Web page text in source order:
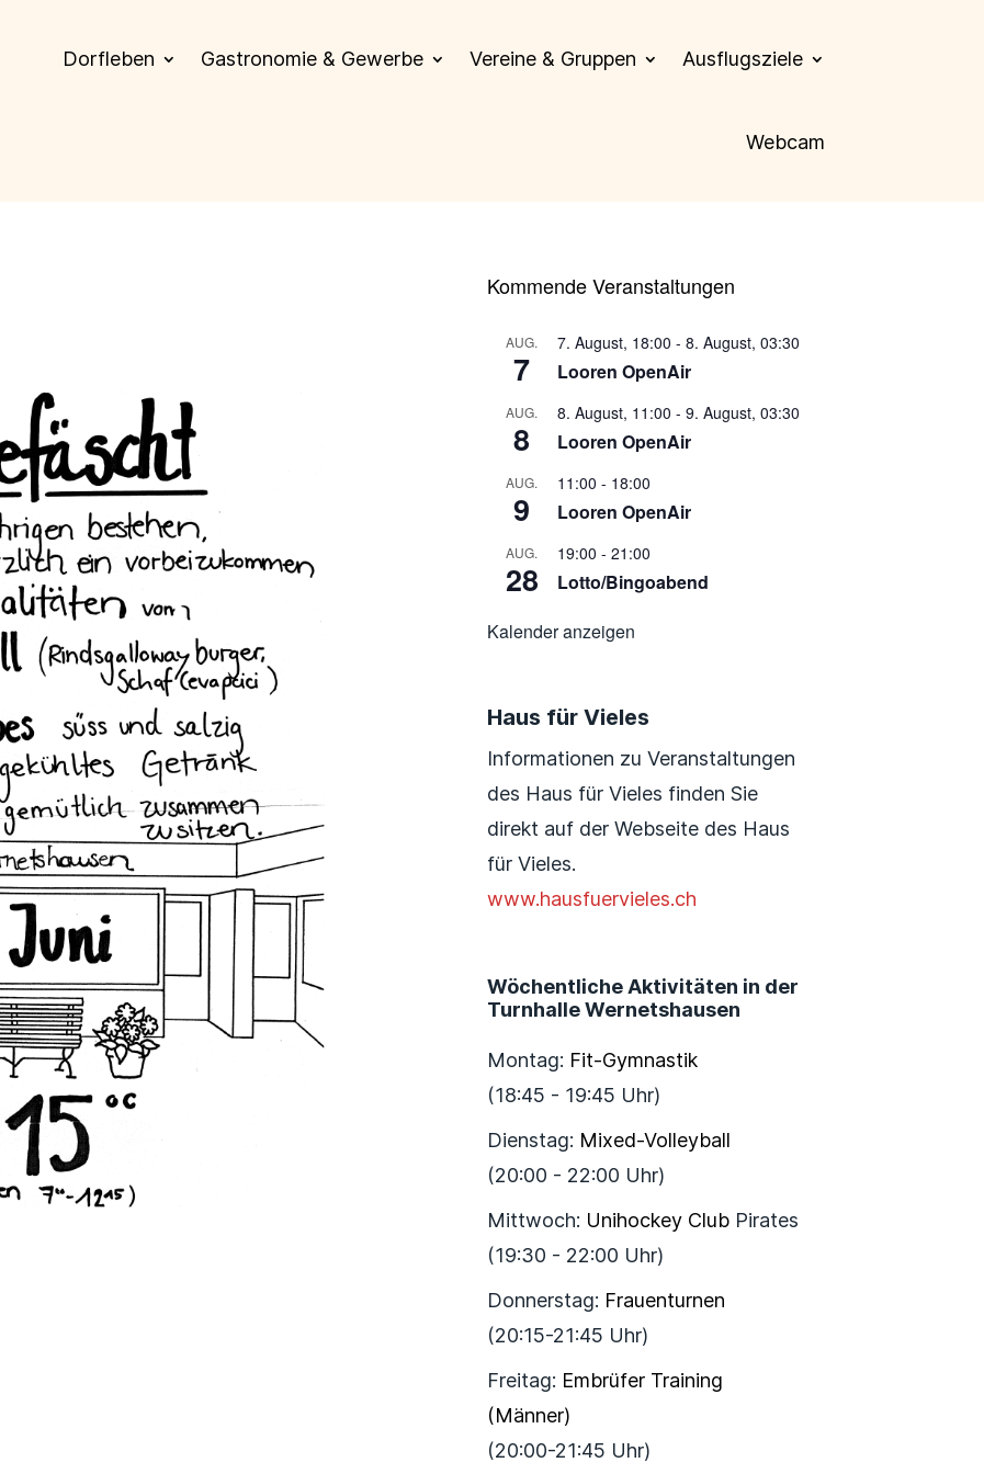
Dorfleben Gastronomie & Gewerbe Vereine & Gruppen Ausflugsziele
Webcam
Kommende Veranstaltungen
AUG.
7
7. August, 18:00 - 8. August, 03:30
Looren OpenAir
AUG.
8
8. August, 11:00 - 9. August, 03:30
Looren OpenAir
AUG.
9
11:00 - 18:00
Looren OpenAir
AUG.
28
19:00 - 21:00
Lotto/Bingoabend
Kalender anzeigen
Haus für Vieles
Informationen zu Veranstaltungen
des Haus für Vieles finden Sie
direkt auf der Webseite des Haus
für Vieles.
www.hausfuervieles.ch
Wöchentliche Aktivitäten in der
Turnhalle Wernetshausen
Montag: Fit-Gymnastik
(18:45 - 19:45 Uhr)
Dienstag: Mixed-Volleyball
(20:00 - 22:00 Uhr)
Mittwoch: Unihockey ClubPirates
(19:30 - 22:00 Uhr)
Donnerstag: Frauenturnen
(20:15-21:45 Uhr)
Freitag: Embrüfer Training
(Männer)
(20:00-21:45 Uhr)